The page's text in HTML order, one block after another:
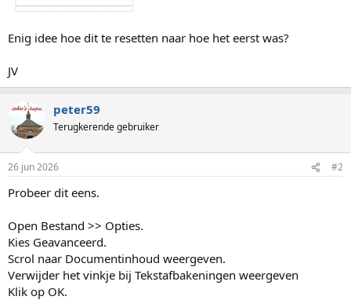
Enig idee hoe dit te resetten naar hoe het eerst was?
JV
peter59
Terugkerende gebruiker
26 jun 2026 #2
Probeer dit eens.
Open Bestand >> Opties.
Kies Geavanceerd.
Scrol naar Documentinhoud weergeven.
Verwijder het vinkje bij Tekstafbakeningen weergeven
Klik op OK.